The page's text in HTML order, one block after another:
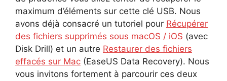
maximum d’éléments sur cette clé USB. Nous
avons déjà consacré un tutoriel pour Récupérer
des fichiers supprimés sous macOS / iOS (avec
Disk Drill) et un autre Restaurer des fichiers
effacés sur Mac (EaseUS Data Recovery). Nous
vous invitons fortement à parcourir ces deux